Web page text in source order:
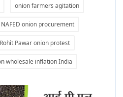
onion farmers agitation
NAFED onion procurement
Rohit Pawar onion protest
wholesale inflation India